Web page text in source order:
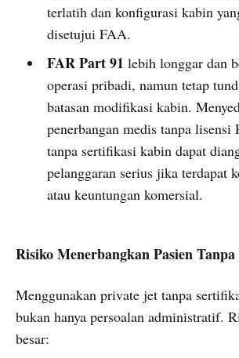
terlatih dan konfigurasi kabin
disetujui FAA.
FAR Part 91 lebih longgar dan
operasi pribadi, namun tetap
batasan modifikasi kabin.
penerbangan medis tanpa lisensi
tanpa sertifikasi kabin dapat
pelanggaran serius jika terdapat
atau keuntungan komersial.
Risiko Menerbangkan Pasien
Menggunakan private jet tanpa
bukan hanya persoalan administratif.
besar: